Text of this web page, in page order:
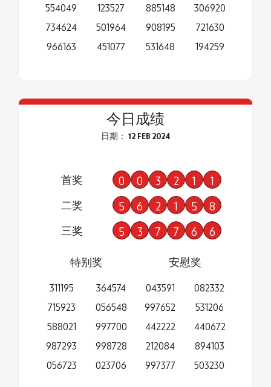
554049
734624
966163
123527
501964
451077
885148
908195
531648
306920
721630
194259
今日成绩
日期： 12 FEB 2024
首奖 0 0 3 2 1 1
二奖 5 6 2 1 5 8
三奖 5 3 7 7 6 6
特别奖
311195
715923
588021
987293
056723
364574
056548
997700
998728
023706
安慰奖
043591
997652
442222
212084
997377
082332
531206
440672
894103
503230